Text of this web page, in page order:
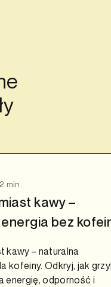
2 min.
kawy –
bez
kawy – naturalna
kofeiny. Odkryj, jak
energię, odporność i